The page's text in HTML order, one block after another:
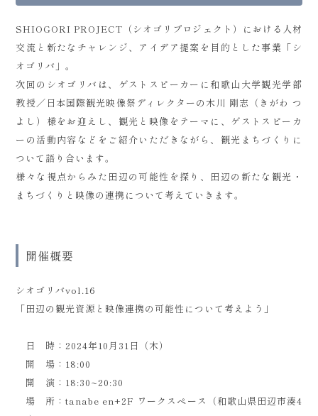
SHIOGORI PROJECT（シオゴリプロジェクト）における人材
交流と新たなチャレンジ、アイデア提案を目的とした事業「シ
オゴリバ」。
次回のシオゴリバは、ゲストスピーカーに和歌山大学観光学部
教授／日本国際観光映像祭ディレクターの木川 剛志（きがわ つ
よし）様をお迎えし、観光と映像をテーマに、ゲストスピーカ
ーの活動内容などをご紹介いただきながら、観光まちづくりに
ついて語り合います。
様々な視点からみた田辺の可能性を探り、田辺の新たな観光・
まちづくりと映像の連携について考えていきます。
開催概要
シオゴリバvol.16
「田辺の観光資源と映像連携の可能性について考えよう」
日 時：2024年10月31日（木）
開 場：18:00
開 演：18:30~20:30
場 所：tanabe en+2F ワークスペース（和歌山県田辺市湊4